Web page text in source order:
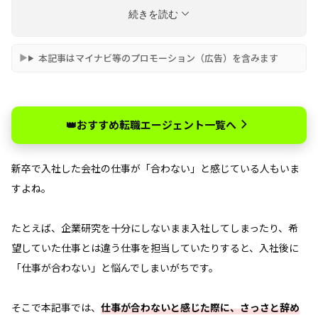
続きを読む
本記事はマイナビ等のプロモーション（広告）を含みます
👑おすすめ転職エージェント一覧へ
新卒で入社した会社の仕事が「合わない」と感じている人もいま
すよね。
たとえば、企業研究を十分にしないまま入社してしまったり、希
望していた仕事とは違う仕事を担当していたりすると、入社後に
「仕事が合わない」と悩んでしまいがちです。
そこで本記事では、 仕事が合わないと感じた際に、さっさと辞め